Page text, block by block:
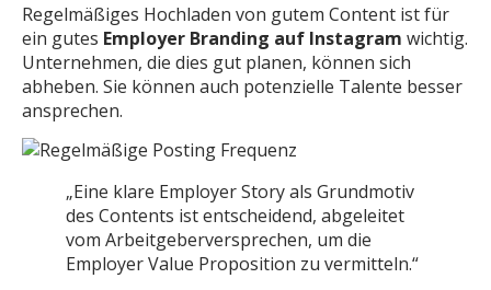
Regelmäßiges Hochladen von gutem Content ist für
ein gutes Employer Branding auf Instagram wichtig.
Unternehmen, die dies gut planen, können sich
abheben. Sie können auch potenzielle Talente besser
ansprechen.
„Eine klare Employer Story als Grundmotiv
des Contents ist entscheidend, abgeleitet
vom Arbeitgeberversprechen, um die
Employer Value Proposition zu vermitteln.“